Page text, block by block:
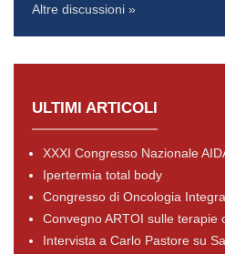
Altre discussioni »
ULTIMI ARTICOLI
XXXI Congresso Nazionale
Ipertermia total body
Congresso di Oncologia
Convegno ARTOI sulle terapie
Intervista a Carlo Pastore su